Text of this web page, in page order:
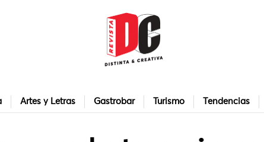
Artes y Letras Gastrobar Turismo Tendencias